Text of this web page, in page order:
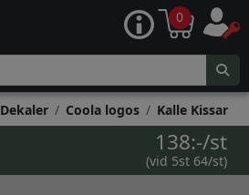
0
Dekaler Coola logos Kalle Kissar
138:-/st
(vid 5st 64/st)